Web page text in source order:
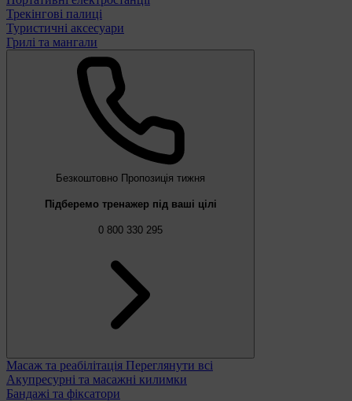
Трекінгові палиці
Туристичні аксесуари
Грилі та мангали
Безкоштовно Пропозиція тижня
Підберемо тренажер під ваші цілі
0 800 330 295
Масаж та реабілітація Переглянути всі
Акупресурні та масажні килимки
Бандажі та фіксатори